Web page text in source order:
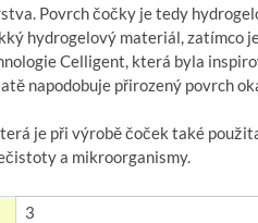
Povrch čočky je tedy
hydrogelový materiál, zatímco
Celligent, která byla
napodobuje přirozený povrch
je při výrobě čoček také
a mikroorganismy.
3